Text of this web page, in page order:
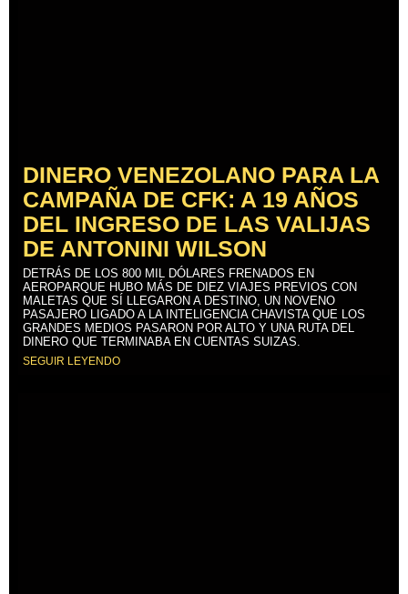
DINERO VENEZOLANO PARA LA
CAMPAÑA DE CFK: A 19 AÑOS
DEL INGRESO DE LAS VALIJAS
DE ANTONINI WILSON
DETRÁS DE LOS 800 MIL DÓLARES FRENADOS EN
AEROPARQUE HUBO MÁS DE DIEZ VIAJES PREVIOS CON
MALETAS QUE SÍ LLEGARON A DESTINO, UN NOVENO
PASAJERO LIGADO A LA INTELIGENCIA CHAVISTA QUE LOS
GRANDES MEDIOS PASARON POR ALTO Y UNA RUTA DEL
DINERO QUE TERMINABA EN CUENTAS SUIZAS.
SEGUIR LEYENDO